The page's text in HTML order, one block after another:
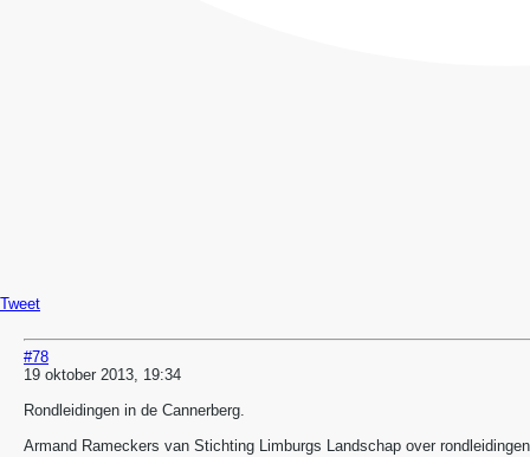
Tweet
#78
19 oktober 2013, 19:34
Rondleidingen in de Cannerberg.
Armand Rameckers van Stichting Limburgs Landschap over